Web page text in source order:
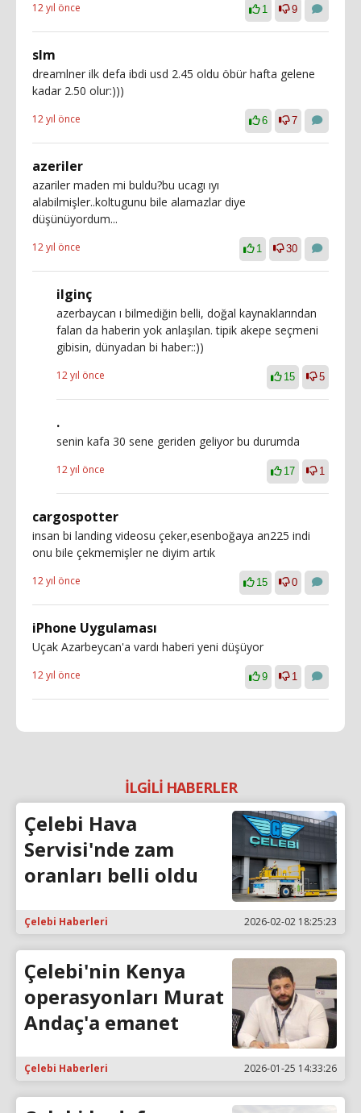
12 yıl önce 1 9
slm
dreamlner ilk defa ibdi usd 2.45 oldu öbür hafta gelene
kadar 2.50 olur:)))
12 yıl önce 6 7
azeriler
azariler maden mi buldu?bu ucagı ıyı
alabilmişler..koltugunu bile alamazlar diye
düşünüyordum...
12 yıl önce 1 30
ilginç
azerbaycan ı bilmediğin belli, doğal kaynaklarından
falan da haberin yok anlaşılan. tipik akepe seçmeni
gibisin, dünyadan bi haber::))
12 yıl önce 15 5
.
senin kafa 30 sene geriden geliyor bu durumda
12 yıl önce 17 1
cargospotter
insan bi landing videosu çeker,esenboğaya an225 indi
onu bile çekmemişler ne diyim artık
12 yıl önce 15 0
iPhone Uygulaması
Uçak Azarbeycan'a vardı haberi yeni düşüyor
12 yıl önce 9 1
İLGİLİ HABERLER
Çelebi Hava
Servisi'nde zam
oranları belli oldu
Çelebi Haberleri 2026-02-02 18:25:23
Çelebi'nin Kenya
operasyonları Murat
Andaç'a emanet
Çelebi Haberleri 2026-01-25 14:33:26